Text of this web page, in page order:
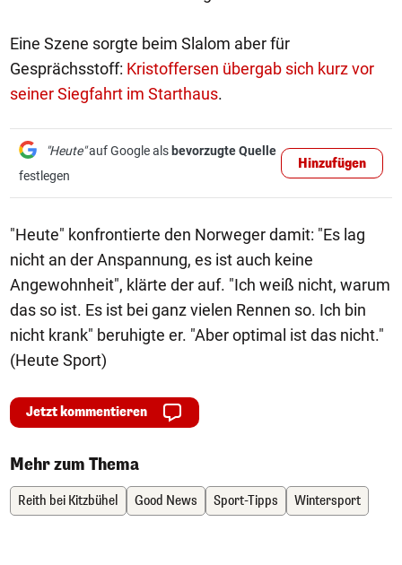
Eine Szene sorgte beim Slalom aber für
Gesprächsstoff: Kristoffersen übergab sich kurz vor
seiner Siegfahrt im Starthaus.
"Heute"auf Google als bevorzugte Quelle
festlegen
Hinzufügen
"Heute" konfrontierte den Norweger damit: "Es lag
nicht an der Anspannung, es ist auch keine
Angewohnheit", klärte der auf. "Ich weiß nicht, warum
das so ist. Es ist bei ganz vielen Rennen so. Ich bin
nicht krank" beruhigte er. "Aber optimal ist das nicht."
(Heute Sport)
Jetzt kommentieren
Mehr zum Thema
Reith bei Kitzbühel Good News Sport-Tipps Wintersport